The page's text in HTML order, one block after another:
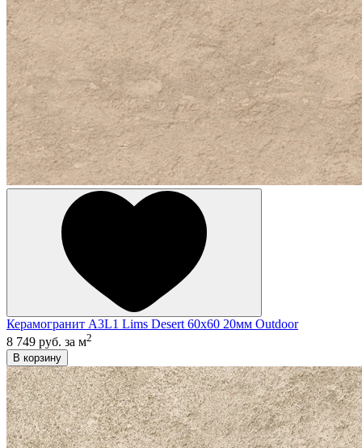
Керамогранит A3L1 Lims Desert 60x60 20мм Outdoor
8 749 руб. за м2
В корзину